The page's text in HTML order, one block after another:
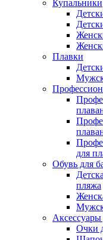
Купальники
Плавки
для
Обувь для
пляжа
Очки